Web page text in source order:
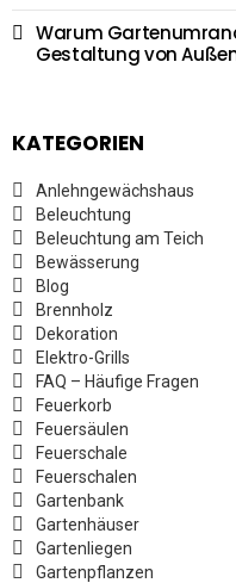
Warum
Gestaltung von
KATEGORIEN
Anlehngewächshaus
Beleuchtung
Beleuchtung am Teich
Bewässerung
Blog
Brennholz
Dekoration
Elektro-Grills
FAQ – Häufige Fragen
Feuerkorb
Feuersäulen
Feuerschale
Feuerschalen
Gartenbank
Gartenhäuser
Gartenliegen
Gartenpflanzen